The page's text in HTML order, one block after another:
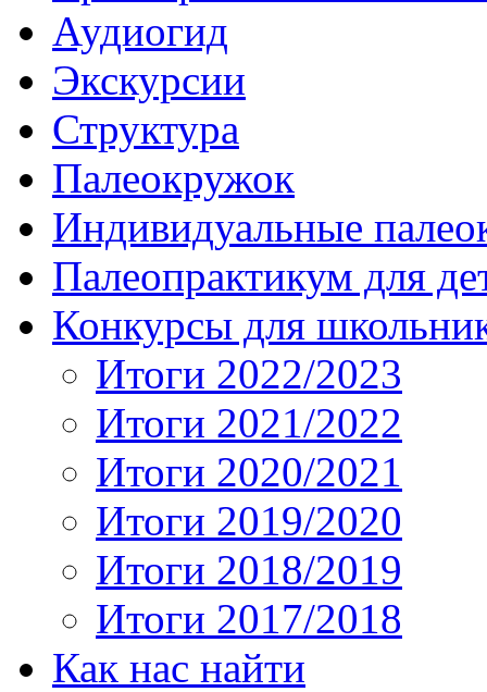
Аудиогид
Экскурсии
Структура
Палеокружок
Индивидуальные
Палеопрактикум для
Конкурсы для
Итоги 2022/2023
Итоги 2021/2022
Итоги 2020/2021
Итоги 2019/2020
Итоги 2018/2019
Итоги 2017/2018
Как нас найти